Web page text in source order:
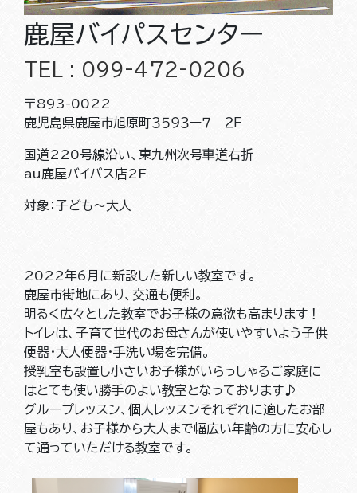
鹿屋バイパスセンター
TEL : 099-472-0206
〒893-0022
鹿児島県鹿屋市旭原町３５９３ー７ ２Ｆ
国道220号線沿い、東九州次号車道右折
au鹿屋バイパス店2F
対象：子ども～大人
2022年6月に新設した新しい教室です。
鹿屋市街地にあり、交通も便利。
明るく広々とした教室でお子様の意欲も高まります！
トイレは、子育て世代のお母さんが使いやすいよう子供
便器・大人便器・手洗い場を完備。
授乳室も設置し小さいお子様がいらっしゃるご家庭に
はとても使い勝手のよい教室となっております♪
グループレッスン、個人レッスンそれぞれに適したお部
屋もあり、お子様から大人まで幅広い年齢の方に安心し
て通っていただける教室です。